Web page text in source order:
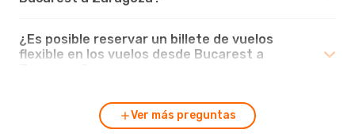
¿Es posible reservar un billete de vuelos
flexible en los vuelos desde Bucarest a
Ver más preguntas